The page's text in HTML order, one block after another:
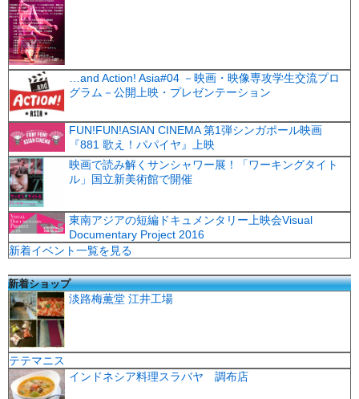
…and Action! Asia#04 －映画・映像専攻学生交流プロ
グラム－公開上映・プレゼンテーション
FUN!FUN!ASIAN CINEMA 第1弾シンガポール映画
『881 歌え！パパイヤ』上映
映画で読み解くサンシャワー展！「ワーキングタイト
ル」国立新美術館で開催
東南アジアの短編ドキュメンタリー上映会Visual
Documentary Project 2016
新着イベント一覧を見る
新着ショップ
淡路梅薫堂 江井工場
テテマニス
インドネシア料理スラバヤ 調布店